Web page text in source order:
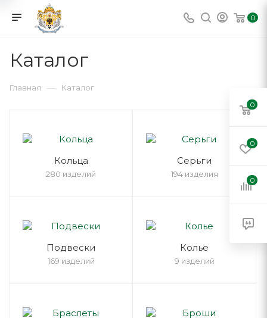
0
Каталог
Главная — Каталог
Кольца
280 изделий
Серьги
194 изделия
Подвески
169 изделий
Колье
9 изделий
0
0
0